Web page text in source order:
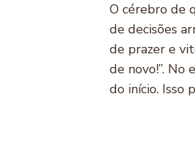
O cérebro de
de decisões
de prazer e
de novo!”. No
do início. Isso